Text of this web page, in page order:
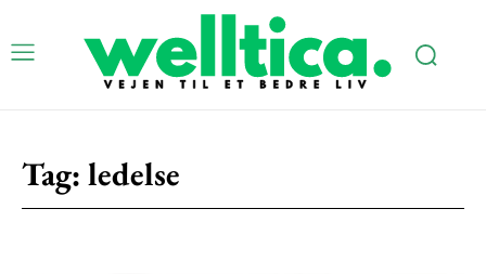
Subscription Plans
Tag: ledelse